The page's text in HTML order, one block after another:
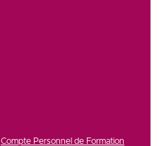
Compte Personnel de Formation